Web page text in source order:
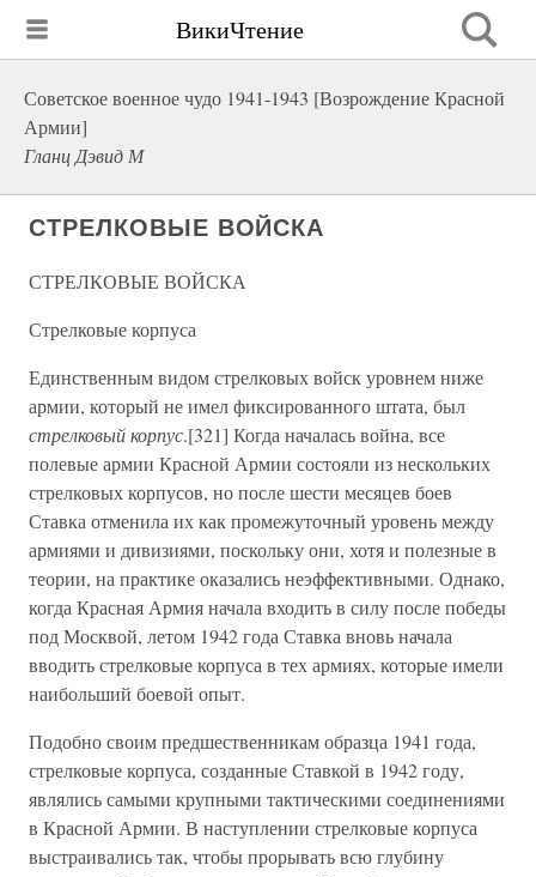
ВикиЧтение
Советское военное чудо 1941-1943 [Возрождение Красной
Армии]
Гланц Дэвид М
СТРЕЛКОВЫЕ ВОЙСКА
СТРЕЛКОВЫЕ ВОЙСКА
Стрелковые корпуса
Единственным видом стрелковых войск уровнем ниже
армии, который не имел фиксированного штата, был
стрелковый корпус.[321] Когда началась война, все
полевые армии Красной Армии состояли из нескольких
стрелковых корпусов, но после шести месяцев боев
Ставка отменила их как промежуточный уровень между
армиями и дивизиями, поскольку они, хотя и полезные в
теории, на практике оказались неэффективными. Однако,
когда Красная Армия начала входить в силу после победы
под Москвой, летом 1942 года Ставка вновь начала
вводить стрелковые корпуса в тех армиях, которые имели
наибольший боевой опыт.
Подобно своим предшественникам образца 1941 года,
стрелковые корпуса, созданные Ставкой в 1942 году,
являлись самыми крупными тактическими соединениями
в Красной Армии. В наступлении стрелковые корпуса
выстраивались так, чтобы прорывать всю глубину